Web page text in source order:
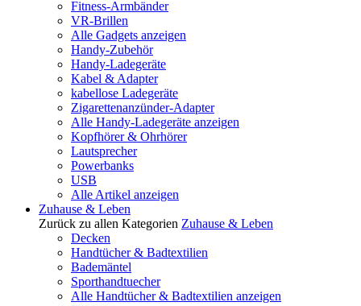
Fitness-Armbänder
VR-Brillen
Alle Gadgets anzeigen
Handy-Zubehör
Handy-Ladegeräte
Kabel & Adapter
kabellose Ladegeräte
Zigarettenanzünder-Adapter
Alle Handy-Ladegeräte anzeigen
Kopfhörer & Ohrhörer
Lautsprecher
Powerbanks
USB
Alle Artikel anzeigen
Zuhause & Leben
Zurück zu allen Kategorien Zuhause & Leben
Decken
Handtücher & Badtextilien
Bademäntel
Sporthandtuecher
Alle Handtücher & Badtextilien anzeigen